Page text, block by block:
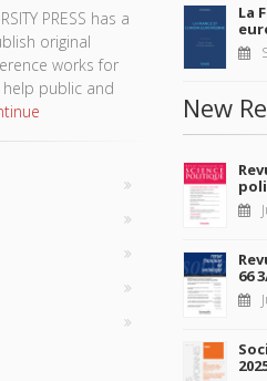
PRESS has a
original
works for
public and
La
New
66